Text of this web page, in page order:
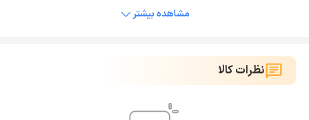
مشاهده بیشتر
نظرات کالا